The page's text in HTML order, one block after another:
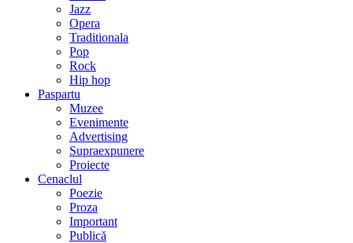
Jazz
Opera
Traditionala
Pop
Rock
Hip hop
Paspartu
Muzee
Evenimente
Advertising
Supraexpunere
Proiecte
Cenaclul
Poezie
Proza
Important
Publică